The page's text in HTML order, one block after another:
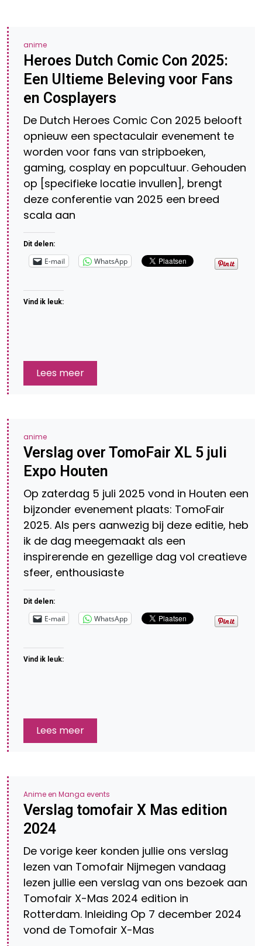
anime
Heroes Dutch Comic Con 2025:
Een Ultieme Beleving voor Fans
en Cosplayers
De Dutch Heroes Comic Con 2025 belooft
opnieuw een spectaculair evenement te
worden voor fans van stripboeken,
gaming, cosplay en popcultuur. Gehouden
op [specifieke locatie invullen], brengt
deze conferentie van 2025 een breed
scala aan
Dit delen:
E-mail WhatsApp
Vind ik leuk:
Lees meer
anime
Verslag over TomoFair XL 5 juli
Expo Houten
Op zaterdag 5 juli 2025 vond in Houten een
bijzonder evenement plaats: TomoFair
2025. Als pers aanwezig bij deze editie, heb
ik de dag meegemaakt als een
inspirerende en gezellige dag vol creatieve
sfeer, enthousiaste
Dit delen:
E-mail WhatsApp
Vind ik leuk:
Lees meer
Anime en Manga events
Verslag tomofair X Mas edition
2024
De vorige keer konden jullie ons verslag
lezen van Tomofair Nijmegen vandaag
lezen jullie een verslag van ons bezoek aan
Tomofair X-Mas 2024 edition in
Rotterdam. Inleiding Op 7 december 2024
vond de Tomofair X-Mas